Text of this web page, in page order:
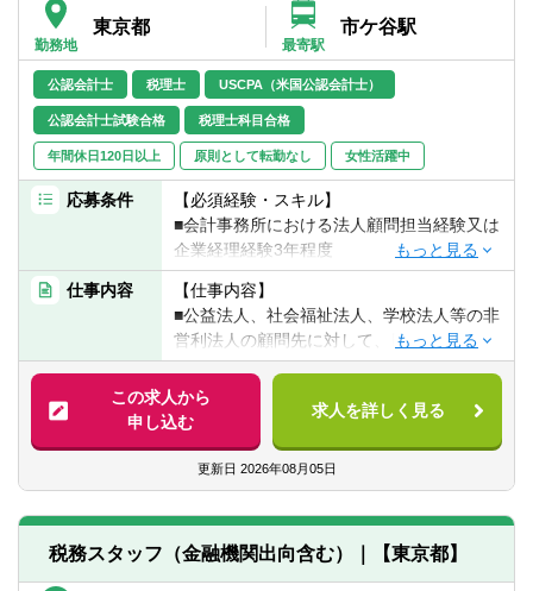
告、相続税対策業務 等
入社後2年間は公益や社会福祉法人など非営
利法人の業務割合が100％となります。
先輩社員が一緒に対応をしますので、いつ
でもフォローが出来る体制となっていま
す。
3年目以降は、希望に応じて事業会社の割合
を増やして、非営利法人の担当割合を５割
程度まで調整することも可能です。どちら
かに業務が偏ることなく両立が可能となっ
ております。
【法人の顧問業務について】
■担当件数：5～15件
■上場企業からスタートアップ企業まで幅広
いクライアントがございます。
ご入社後まずは法人顧問業務を中心にしつ
【組織構成】
勤務地
東京都
最寄駅
市ケ谷駅
公認会計士 税理士 USCPA（米国公認会計士）
公認会計士試験合格 税理士科目合格
年間休日120日以上 原則として転勤なし 女性活躍中
応募条件
【必須経験・スキル】
■会計事務所における法人顧問担当経験又は
企業経理経験3年程度
※法人顧問担当については単独での巡回訪問
経験者で入力~決算・申告まで一人で完結で
きる方を想定しております
※企業経理経験については決算業務に関与さ
れていた方を想定しております
※非営利法人に対する会計・税務の経験者は
優遇しますが、非営利法人の経験は問いま
せん
■税理士または有資格者
■税理士試験科目合格者
仕事内容
【仕事内容】
■公益法人、社会福祉法人、学校法人等の非
営利法人の顧問先に対して、日々の会計・
法人運営に関するアドバイスを行い、法人
の予算・決算における支援、税務申告を支
援すること
■非営利法人の設立や公益認定に関する支援
をすること
■同社は、非営利法人（公益法人、学校法
人、社会福祉法人等）を多く取り扱う担当
者がチームを構成し、ノウハウを集中する
この求人から
申し込む
求人を詳しく見る
更新日 2026年08月05日
税務スタッフ（金融機関出向含む）｜【東京都】